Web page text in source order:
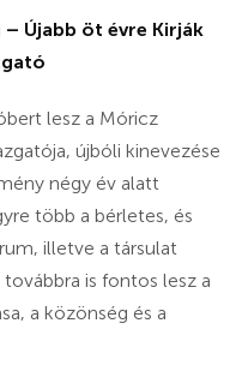
Újabb öt évre Kirják
lesz a Móricz
újbóli kinevezése
négy év alatt
több a bérletes, és
illetve a társulat
is fontos lesz a
a közönség és a